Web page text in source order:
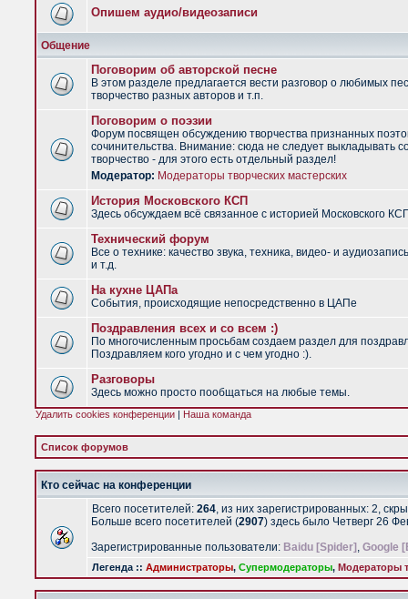
Опишем аудио/видеозаписи
Общение
Поговорим об авторской песне
В этом разделе предлагается вести разговор о любимых
творчество разных авторов и т.п.
Поговорим о поэзии
Форум посвящен обсуждению творчества признанных
сочинительства. Внимание: сюда не следует выкладывать
творчество - для этого есть отдельный раздел!
Модератор: Модераторы творческих мастерских
История Московского КСП
Здесь обсуждаем всё связанное с историей Московского
Технический форум
Все о технике: качество звука, техника, видео- и
и т.д.
На кухне ЦАПа
События, происходящие непосредственно в ЦАПе
Поздравления всех и со всем :)
По многочисленным просьбам создаем раздел для
Поздравляем кого угодно и с чем угодно :).
Разговоры
Здесь можно просто пообщаться на любые темы.
Удалить cookies конференции | Наша команда
Список форумов
Кто сейчас на конференции
Всего посетителей: 264, из них зарегистрированных: 2,
Больше всего посетителей (2907) здесь было Четверг 26
Зарегистрированные пользователи: Baidu [Spider] , Google
Легенда :: Администраторы, Супермодераторы, Модераторы